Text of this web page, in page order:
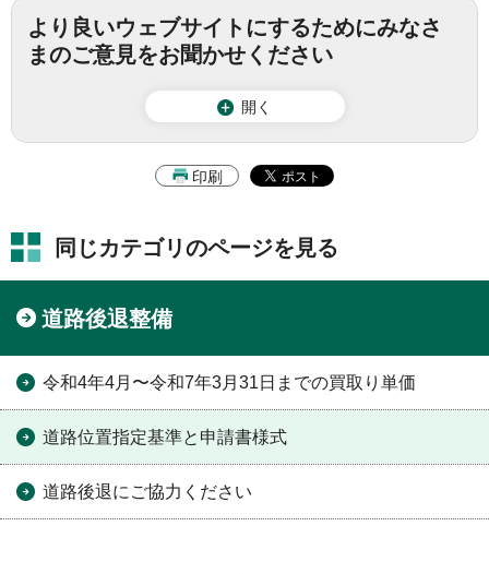
より良いウェブサイトにするためにみなさ
まのご意見をお聞かせください
開く
印刷
同じカテゴリのページを見る
道路後退整備
令和4年4月〜令和7年3月31日までの買取り単価
道路位置指定基準と申請書様式
道路後退にご協力ください